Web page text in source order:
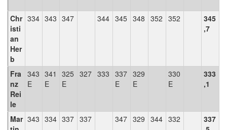
Chr
isti
an
Her
b
334 343 347 344 345 348 352 352
345
,7
Fra
nz
Rei
le
343
E
341
E
325
E
327 333 337
E
329
E
330
E
333
,1
Mar 343 334 337 337 347 329 344 332
337